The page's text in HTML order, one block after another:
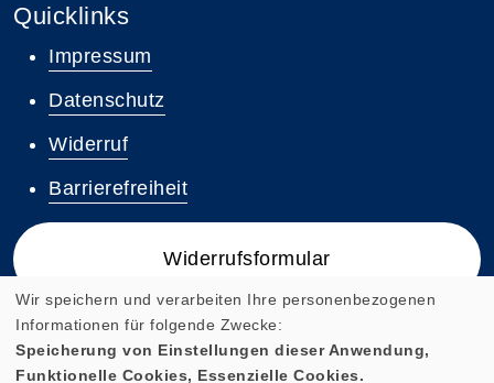
Quicklinks
Impressum
Datenschutz
Widerruf
Barrierefreiheit
Widerrufsformular
Wir speichern und verarbeiten Ihre personenbezogenen
Informationen für folgende Zwecke:
Speicherung von Einstellungen dieser Anwendung,
Funktionelle Cookies, Essenzielle Cookies.